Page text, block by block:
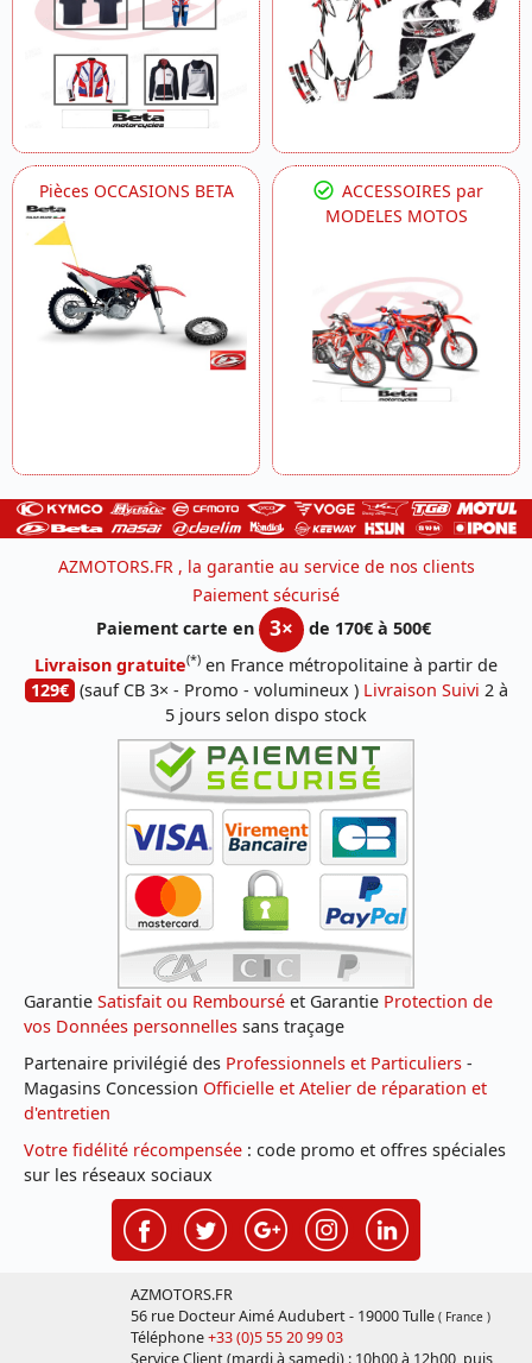
Pièces OCCASIONS BETA
ACCESSOIRES par
MODELES MOTOS
AZMOTORS.FR , la garantie au service de nos clients
Paiement sécurisé
Paiement carte en
3×
de 170€ à 500€
Livraison gratuite(*) en France métropolitaine à partir de
129€ (sauf CB 3× - Promo - volumineux ) Livraison Suivi 2 à
5 jours selon dispo stock
Garantie Satisfait ou Remboursé et Garantie Protection de
vos Données personnelles sans traçage
Partenaire privilégié des Professionnels et Particuliers -
Magasins Concession Officielle et Atelier de réparation et
d'entretien
Votre fidélité récompensée : code promo et offres spéciales
sur les réseaux sociaux
AZMOTORS.FR
56 rue Docteur Aimé Audubert - 19000 Tulle ( France )
Téléphone+33 (0)5 55 20 99 03
Service Client (mardi à samedi) : 10h00 à 12h00, puis